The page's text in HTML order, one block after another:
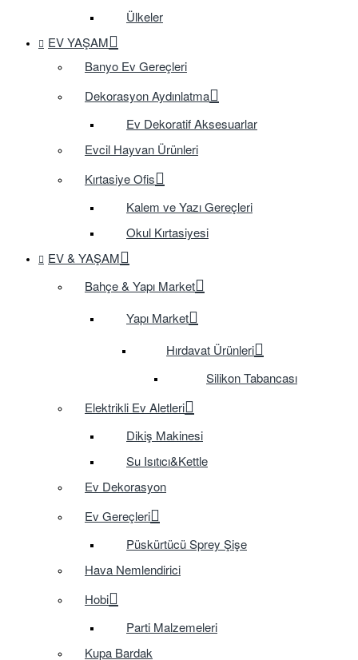
Ülkeler
EV YAŞAM
Banyo Ev Gereçleri
Dekorasyon Aydınlatma
Ev Dekoratif Aksesuarlar
Evcil Hayvan Ürünleri
Kırtasiye Ofis
Kalem ve Yazı Gereçleri
Okul Kırtasiyesi
EV & YAŞAM
Bahçe & Yapı Market
Yapı Market
Hırdavat Ürünleri
Silikon Tabancası
Elektrikli Ev Aletleri
Dikiş Makinesi
Su Isıtıcı&Kettle
Ev Dekorasyon
Ev Gereçleri
Püskürtücü Sprey Şişe
Hava Nemlendirici
Hobi
Parti Malzemeleri
Kupa Bardak